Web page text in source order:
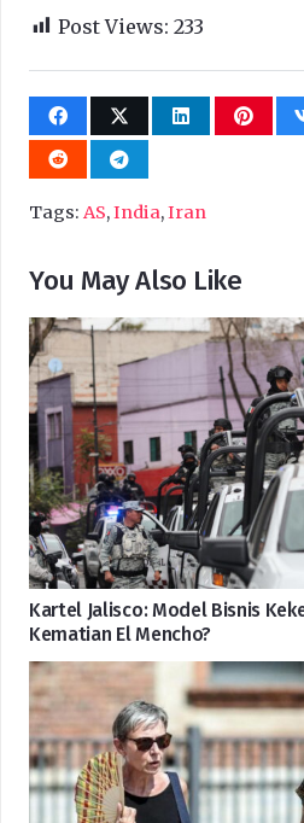
Post Views: 233
Tags: AS,India,Iran
You May Also Like
Kartel Jalisco: Model Bisnis
Kematian El Mencho?